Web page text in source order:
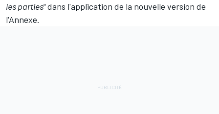
les parties"dans l'application de la nouvelle version de
l'Annexe.